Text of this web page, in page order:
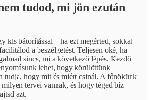
tudod, mi jön ezután
kis bátorítással – ha ezt megérted, sokkal
a beszélgetést. Teljesen oké, ha
sincs, mi a következő lépés. Kezdő
lehet, hogy körülöttünk
tudja, hogy mit és miért csinál. A főnökünk
tervei vannak, és hogy téged bíz
azt.